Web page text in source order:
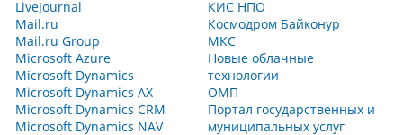
LiveJournal
Mail.ru
Mail.ru Group
Microsoft Azure
Microsoft Dynamics
Microsoft Dynamics AX
Microsoft Dynamics CRM
Microsoft Dynamics NAV
КИС НПО
Космодром Байконур
МКС
Новые облачные
технологии
ОМП
Портал государственных и
муниципальных услуг